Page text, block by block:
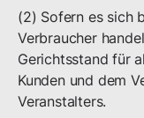
(2) Sofern es sich
Verbraucher
Gerichtsstand für
Kunden und dem
Veranstalters.